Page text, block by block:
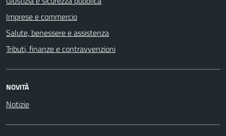
Imprese e commercio
Salute, benessere e assistenza
Tributi, finanze e contravvenzioni
NOVITÀ
Notizie